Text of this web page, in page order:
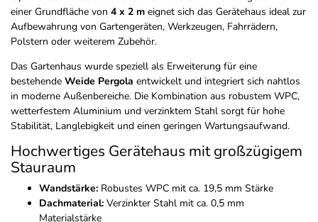
einer Grundfläche von 4 x 2 m eignet sich das Gerätehaus ideal zur
Aufbewahrung von Gartengeräten, Werkzeugen, Fahrrädern,
Polstern oder weiterem Zubehör.
Das Gartenhaus wurde speziell als Erweiterung für eine
bestehende Weide Pergola entwickelt und integriert sich nahtlos
in moderne Außenbereiche. Die Kombination aus robustem WPC,
wetterfestem Aluminium und verzinktem Stahl sorgt für hohe
Stabilität, Langlebigkeit und einen geringen Wartungsaufwand.
Hochwertiges Gerätehaus mit großzügigem
Stauraum
Wandstärke: Robustes WPC mit ca. 19,5 mm Stärke
Dachmaterial: Verzinkter Stahl mit ca. 0,5 mm
Materialstärke